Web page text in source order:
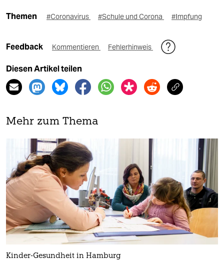
Themen #Coronavirus #Schule und Corona #Impfung
Feedback Kommentieren Fehlerhinweis
Diesen Artikel teilen
Mehr zum Thema
Kinder-Gesundheit in Hamburg